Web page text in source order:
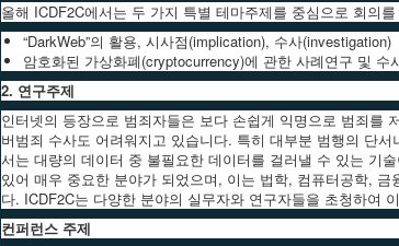
올해 ICDF2C에서는 두 가지 특별 테마주제를 중심으로 회의
“DarkWeb”의 활용, 시사점(implication), 수사(investigation)
암호화된 가상화폐(cryptocurrency)에 관한 사례연구 및 수
2. 연구주제
인터넷의 등장으로 범죄자들은 보다 손쉽게 익명으로 범죄를
버범죄 수사도 어려워지고 있습니다. 특히 대부분 범행의 단
서는 대량의 데이터 중 불필요한 데이터를 걸러낼 수 있는 기
있어 매우 중요한 분야가 되었으며, 이는 법학, 컴퓨터공학,
다. ICDF2C는 다양한 분야의 실무자와 연구자들을 초청하여
컨퍼런스 주제